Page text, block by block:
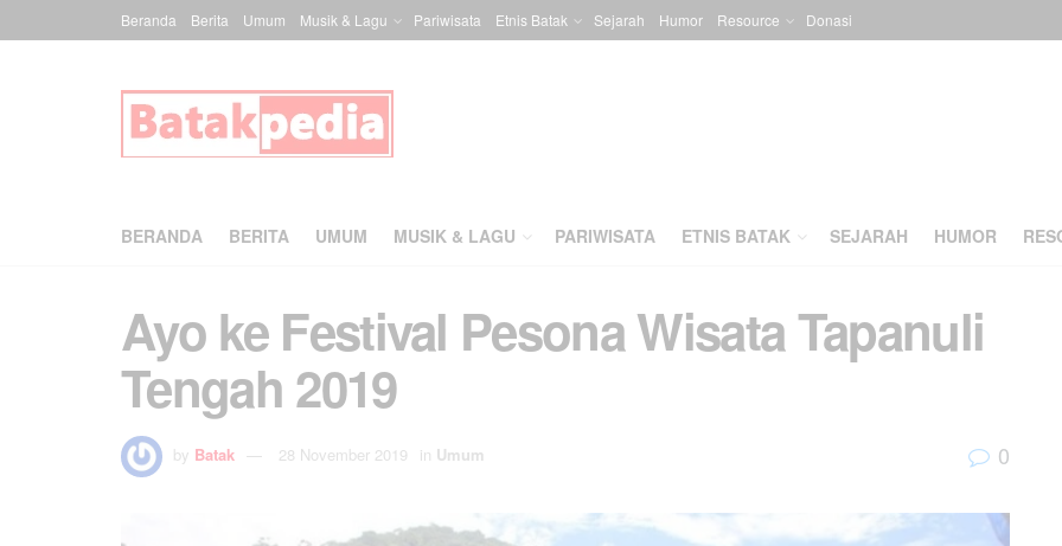
Beranda Berita Umum Musik & Lagu Pariwisata Etnis Batak Sejarah Humor Resource Donasi
BERANDA BERITA UMUM MUSIK & LAGU PARIWISATA ETNIS BATAK SEJARAH HUMOR
Ayo ke Festival Pesona Wisata Tapanuli
Tengah 2019
by Batak 28 November 2019 in Umum 0